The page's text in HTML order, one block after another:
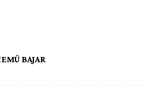
BAJAR